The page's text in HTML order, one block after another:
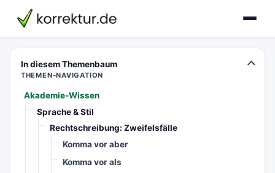
korrektur.de
In diesem Themenbaum
THEMEN-NAVIGATION
Akademie-Wissen
Sprache & Stil
Rechtschreibung: Zweifelsfälle
Komma vor aber
Komma vor als